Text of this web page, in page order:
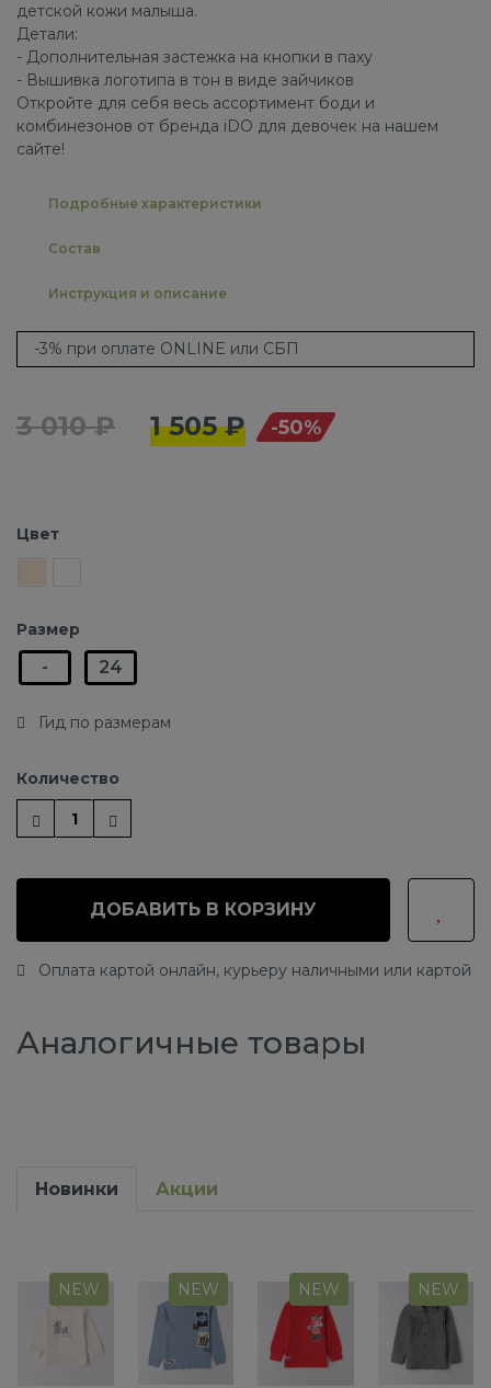
детской кожи малыша.
Детали:
- Дополнительная застежка на кнопки в паху
- Вышивка логотипа в тон в виде зайчиков
Откройте для себя весь ассортимент боди и
комбинезонов от бренда iDO для девочек на нашем
сайте!
Подробные характеристики
Состав
Инструкция и описание
-3% при оплате ONLINE или СБП
3 010 ₽ 1 505 ₽ -50%
Цвет
Размер
- 24
Гид по размерам
Количество
ДОБАВИТЬ В КОРЗИНУ
Оплата картой онлайн, курьеру наличными или картой
Аналогичные товары
Новинки Акции
NEW NEW NEW NEW